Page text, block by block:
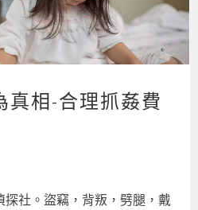
真相-合理抓姦費
探社。盜竊，背叛，劈腿，戴